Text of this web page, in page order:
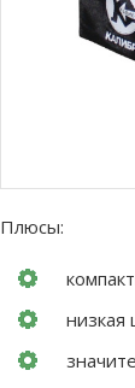
Плюсы:
низкая